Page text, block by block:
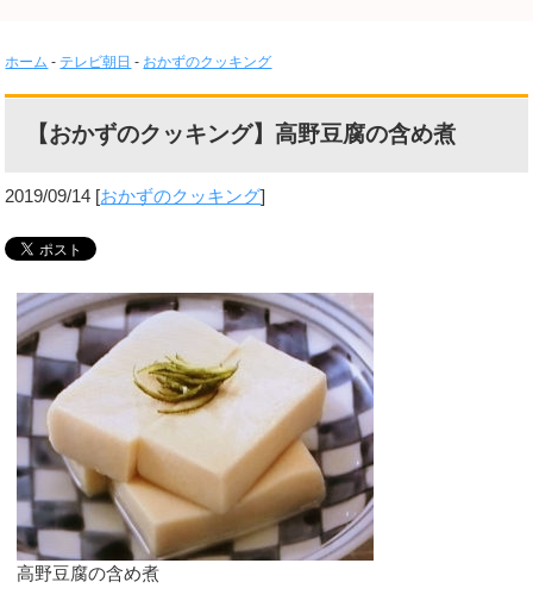
ホーム - テレビ朝日 - おかずのクッキング
【おかずのクッキング】高野豆腐の含め煮
2019/09/14 [おかずのクッキング]
高野豆腐の含め煮